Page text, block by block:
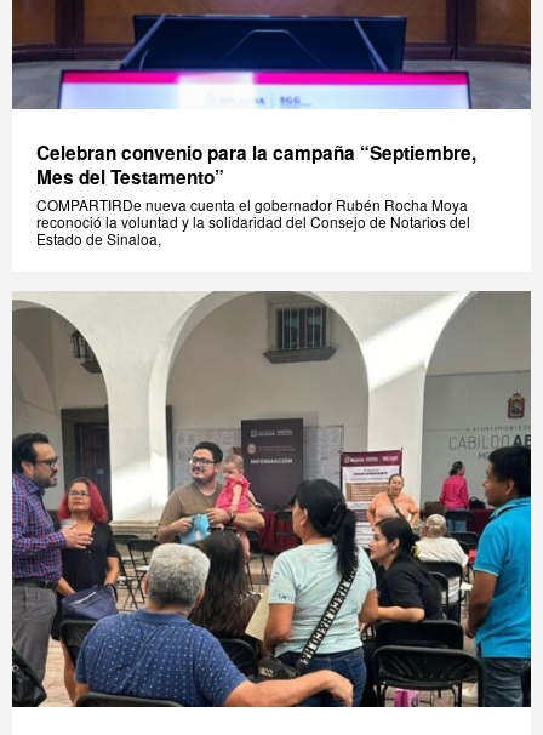
Celebran convenio para la campaña “Septiembre,
Mes del Testamento”
COMPARTIRDe nueva cuenta el gobernador Rubén Rocha Moya
reconoció la voluntad y la solidaridad del Consejo de Notarios del
Estado de Sinaloa,